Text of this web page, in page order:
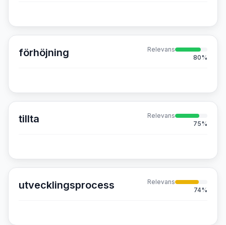
förhöjning
Relevans
80%
tillta
Relevans
75%
utvecklingsprocess
Relevans
74%